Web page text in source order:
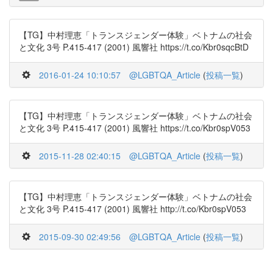
【TG】中村理恵「トランスジェンダー体験」ベトナムの社会
と文化 3号 P.415-417 (2001) 風響社 https://t.co/Kbr0sqcBtD
2016-01-24 10:10:57 @LGBTQA_Article (投稿一覧)
【TG】中村理恵「トランスジェンダー体験」ベトナムの社会
と文化 3号 P.415-417 (2001) 風響社 https://t.co/Kbr0spV053
2015-11-28 02:40:15 @LGBTQA_Article (投稿一覧)
【TG】中村理恵「トランスジェンダー体験」ベトナムの社会
と文化 3号 P.415-417 (2001) 風響社 http://t.co/Kbr0spV053
2015-09-30 02:49:56 @LGBTQA_Article (投稿一覧)